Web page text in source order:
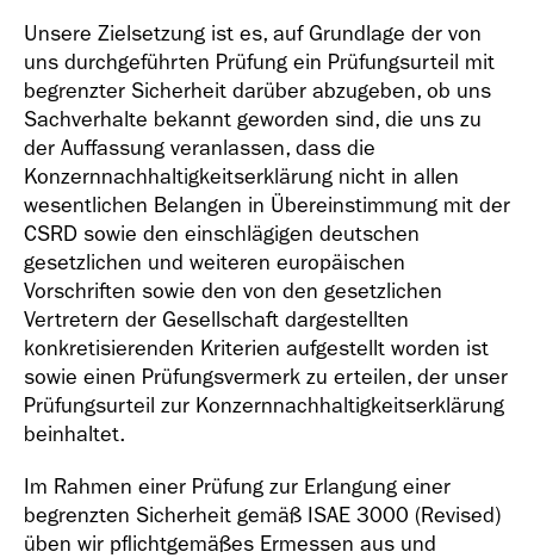
Unsere Zielsetzung ist es, auf Grundlage der von
uns durchgeführten Prüfung ein Prüfungsurteil mit
begrenzter Sicherheit darüber abzugeben, ob uns
Sachverhalte bekannt geworden sind, die uns zu
der Auffassung veranlassen, dass die
Konzernnachhaltigkeitserklärung nicht in allen
wesentlichen Belangen in Übereinstimmung mit der
CSRD sowie den einschlägigen deutschen
gesetzlichen und weiteren europäischen
Vorschriften sowie den von den gesetzlichen
Vertretern der Gesellschaft dargestellten
konkretisierenden Kriterien aufgestellt worden ist
sowie einen Prüfungsvermerk zu erteilen, der unser
Prüfungsurteil zur Konzernnachhaltigkeitserklärung
beinhaltet.
Im Rahmen einer Prüfung zur Erlangung einer
begrenzten Sicherheit gemäß ISAE 3000 (Revised)
üben wir pflichtgemäßes Ermessen aus und